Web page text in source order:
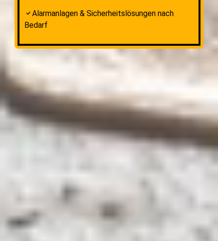
Alarmanlagen & Sicherheitslösungen nach
Bedarf